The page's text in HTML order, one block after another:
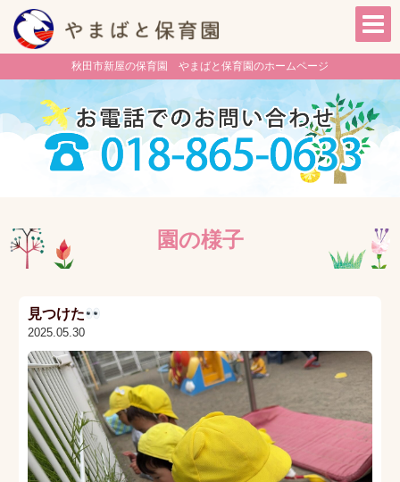
秋田市新屋の保育園 やまばと保育園のホームページ
園の様子
見つけた
2025.05.30